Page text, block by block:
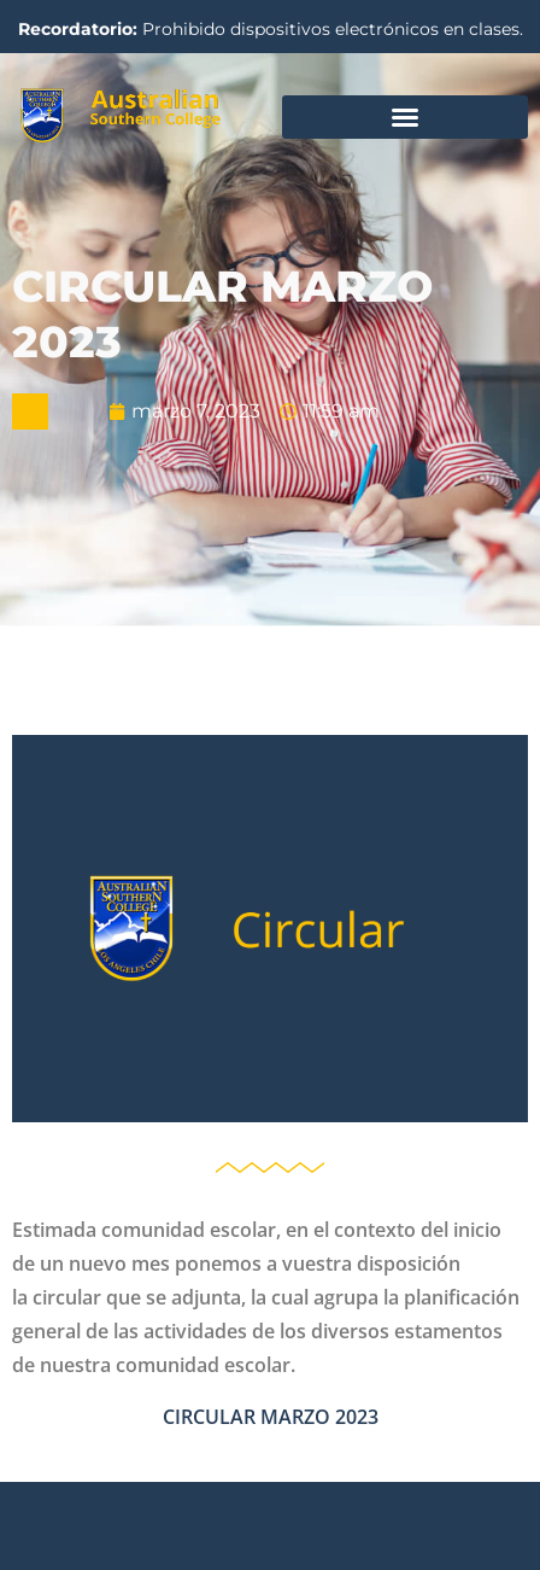
Recordatorio:Prohibido dispositivos electrónicos en clases.
CIRCULAR MARZO
2023
marzo 7, 2023 11:59 am
Estimada comunidad escolar, en el contexto del inicio
de un nuevo mes ponemos a vuestra disposición
la circular que se adjunta, la cual agrupa la planificación
general de las actividades de los diversos estamentos
de nuestra comunidad escolar.
CIRCULAR MARZO 2023